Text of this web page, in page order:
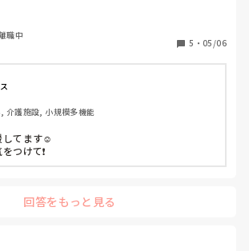
うるさいし…でも私のようなリサイクル品
るのでありがたく思います。秋までに救
認定気管挿管と認定薬剤投与資格を復活さ
かけることに管理職ではできなかっので喜
。そんなわけでピーポーマン復活なのであ
なので道を譲ってくださいね〜皆さん〜
職中
5 ・ 05/06
介護施設, 小規模多機能
してます☺️
つけて❗
回答をもっと見る